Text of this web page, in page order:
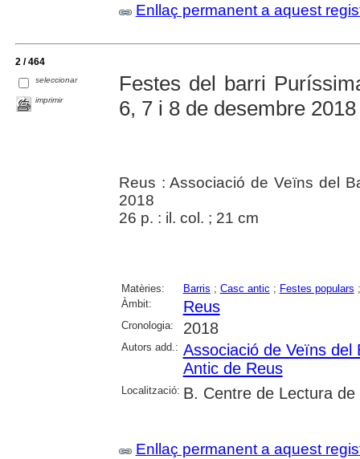
Enllaç permanent a aquest
2 / 464
seleccionar
imprimir
Festes del barri
6, 7 i 8 de desembre 2018
Reus : Associació de Veïns del
2018
26 p. : il. col. ; 21 cm
Matèries: Barris ; Casc antic ; Festes populars
Àmbit:
Reus
Cronologia: 2018
Autors add.: Associació de Veïns del
Antic de Reus
Localització: B. Centre de Lectura de
Enllaç permanent a aquest